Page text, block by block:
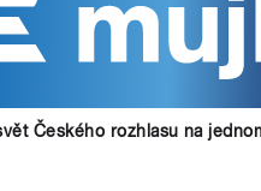
Českého rozhlasu na